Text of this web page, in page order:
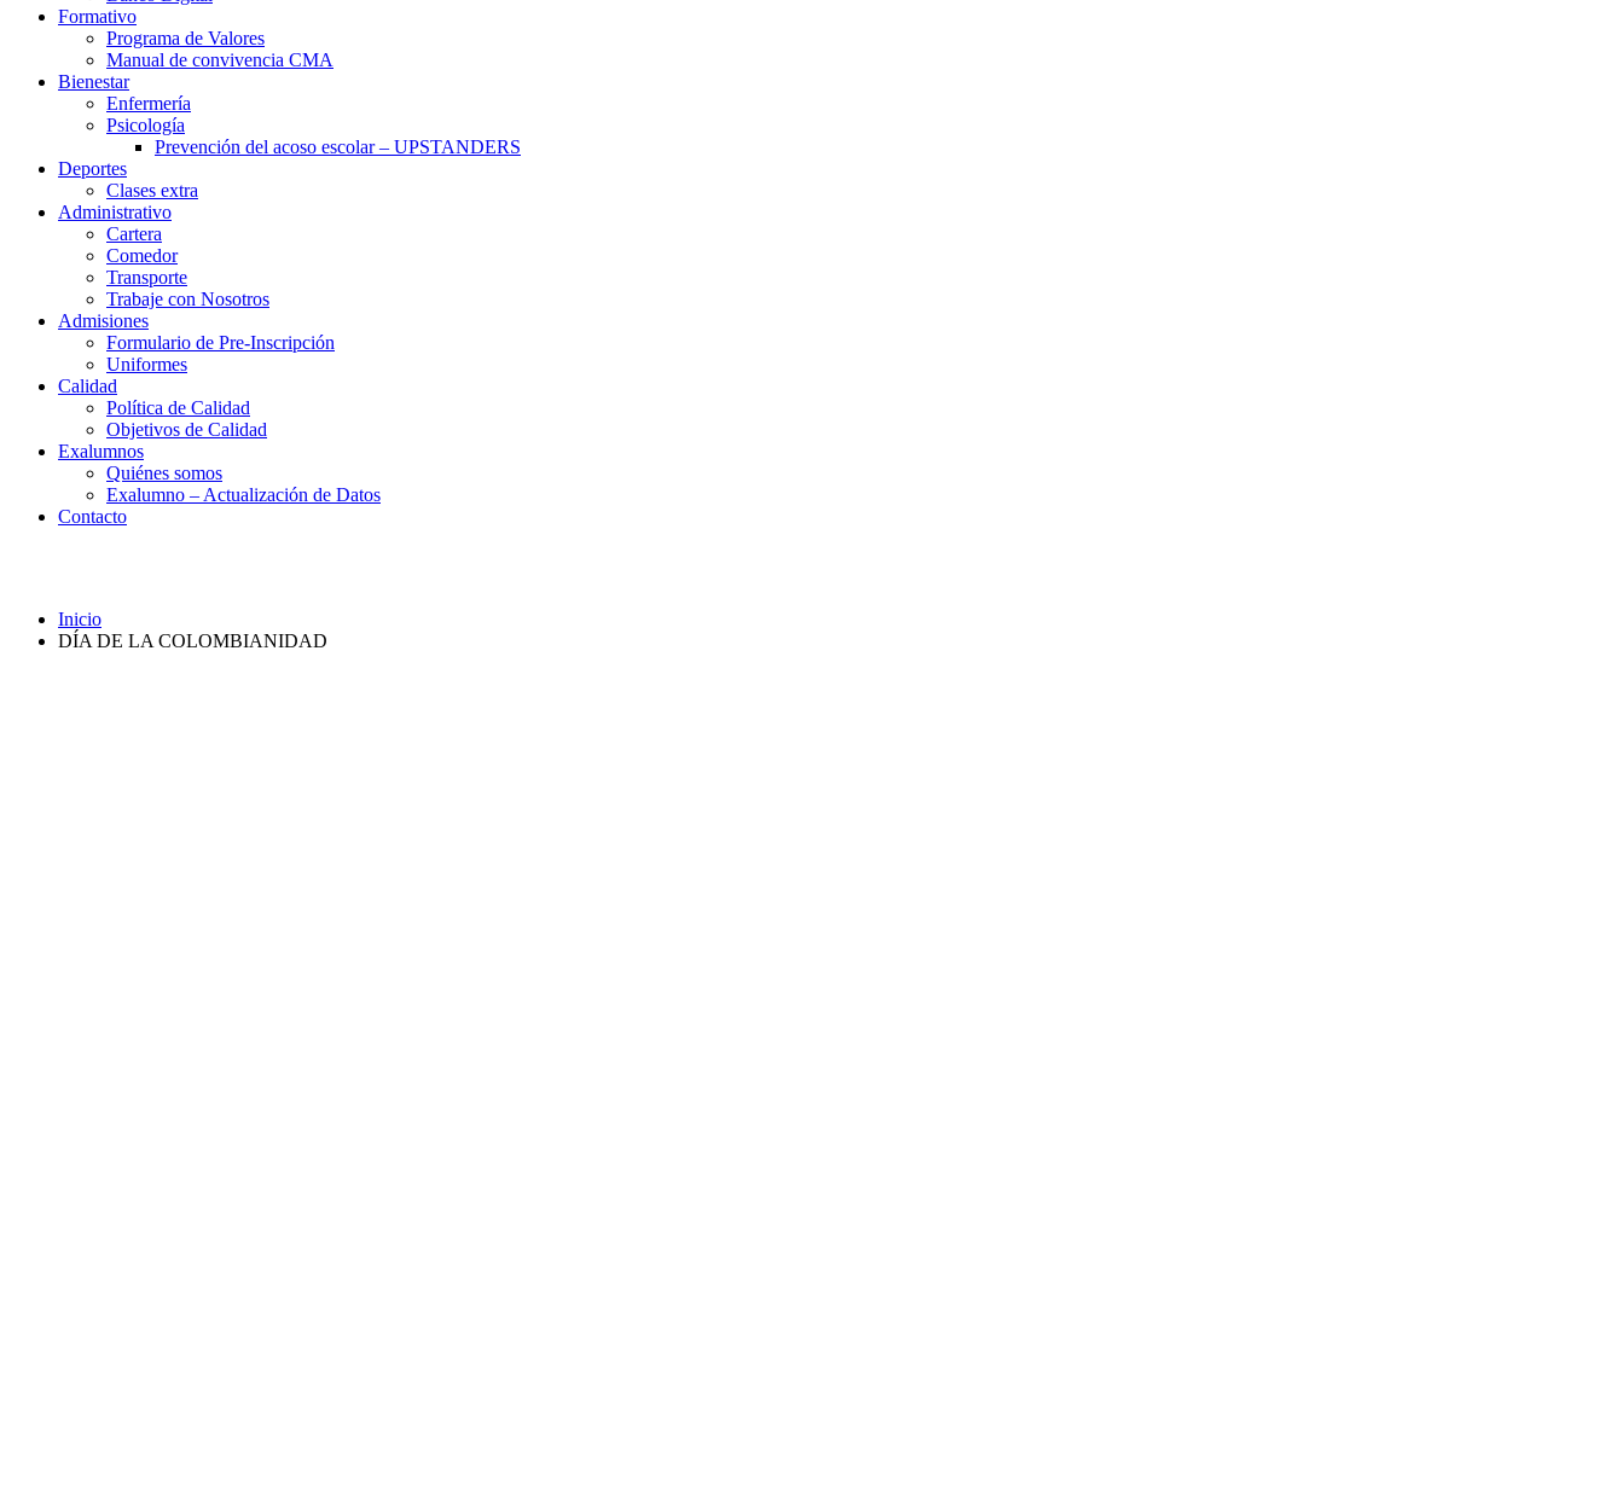
Formativo
Programa de Valores
Manual de convivencia CMA
Bienestar
Enfermería
Psicología
Prevención del acoso escolar – UPSTANDERS
Deportes
Clases extra
Administrativo
Cartera
Comedor
Transporte
Trabaje con Nosotros
Admisiones
Formulario de Pre-Inscripción
Uniformes
Calidad
Política de Calidad
Objetivos de Calidad
Exalumnos
Quiénes somos
Exalumno – Actualización de Datos
Contacto
Inicio
DÍA DE LA COLOMBIANIDAD